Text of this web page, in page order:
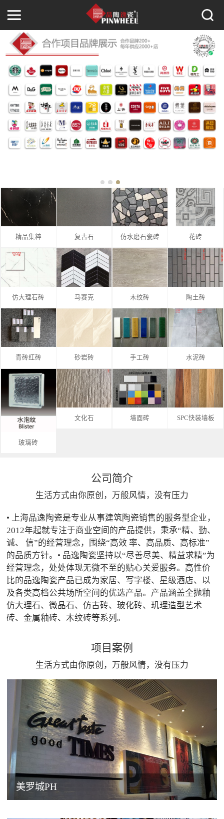
精品集粹 复古石 仿水磨石瓷砖 花砖
仿大理石砖 马赛克 木纹砖 陶土砖
青砖红砖 砂岩砖 手工砖 水泥砖
玻璃砖
文化石 墙面砖 SPC快装墙板
公司简介
生活方式由你原创，万般风情，没有压力
• 上海品逸陶瓷是专业从事建筑陶瓷销售的服务型企业，
2012年起就专注于商业空间的产品提供，秉承“精、勤、
诚、 信”的经营理念，围绕“高效 率、高品质、高标准”
的品质方针。• 品逸陶瓷坚持以“尽善尽美、精益求精”为
经营理念，处处体现无微不至的贴心关爱服务。高性价
比的品逸陶瓷产品已成为家居、写字楼、星级酒店、以
及各类高档公共场所空间的优选产品。产品涵盖全抛釉
仿大理石、微晶石、仿古砖、玻化砖、玑理造型艺术
砖、金属釉砖、木纹砖等系列。
项目案例
生活方式由你原创，万般风情，没有压力
美罗城PH